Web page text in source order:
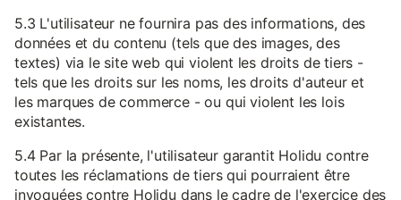
5.3 L'utilisateur ne fournira pas des informations, des
données et du contenu (tels que des images, des
textes) via le site web qui violent les droits de tiers -
tels que les droits sur les noms, les droits d'auteur et
les marques de commerce - ou qui violent les lois
existantes.
5.4 Par la présente, l'utilisateur garantit Holidu contre
toutes les réclamations de tiers qui pourraient être
invoquées contre Holidu dans le cadre de l'exercice des